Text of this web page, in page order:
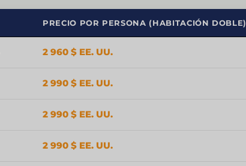
PRECIO POR PERSONA (HABITACIÓN DOBLE)
2 960 $ EE. UU.
2 990 $ EE. UU.
2 990 $ EE. UU.
2 990 $ EE. UU.